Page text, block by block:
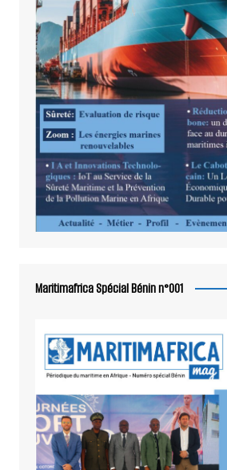
Maritimafrica Spécial Bénin n°001